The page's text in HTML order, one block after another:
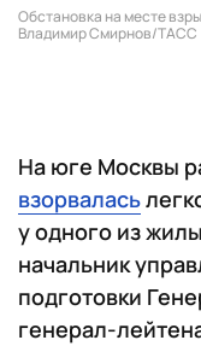
Обстановка на месте
Владимир Смирнов/ТАСС
На юге Москвы
взорвалась
у одного из
начальник
подготовки
генерал-